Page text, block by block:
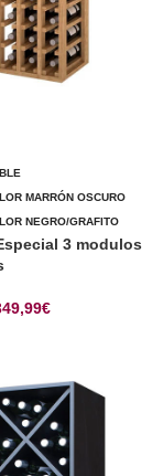
MARRÓN OSCURO
NEGRO/GRAFITO
3 modulos
€